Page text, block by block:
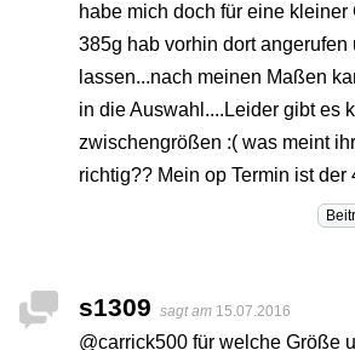
habe mich doch für eine
385g hab vorhin dort angerufen
lassen...nach meinen Maßen
in die Auswahl....Leider gibt es
zwischengrößen :( was meint
richtig?? Mein op Termin ist der
s1309 sagt am 15.07.2016
@carrick500 für welche Größe